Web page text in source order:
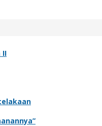
II